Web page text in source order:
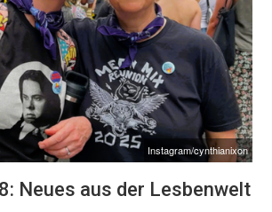
Instagram/cynthianixon
Neues aus der Lesbenwelt